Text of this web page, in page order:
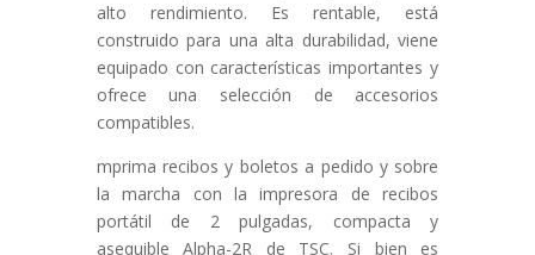
alto rendimiento. Es rentable, está
construido para una alta durabilidad, viene
equipado con características importantes y
ofrece una selección de accesorios
compatibles.
mprima recibos y boletos a pedido y sobre
la marcha con la impresora de recibos
portátil de 2 pulgadas, compacta y
asequible Alpha-2R de TSC. Si bien es